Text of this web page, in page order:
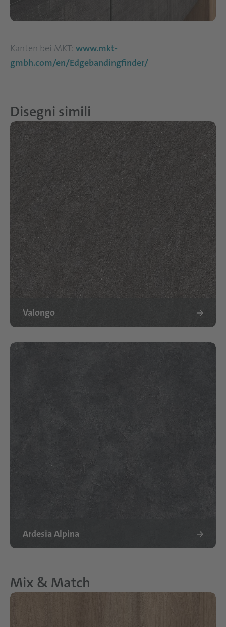
Disegni simili
Valongo
Ardesia Alpina
Mix & Match
Kanten bei MKT: www.mkt-
gmbh.com/en/Edgebandingfinder/